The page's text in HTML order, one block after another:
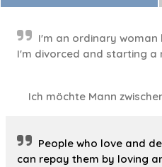
I'm an ordinary woman
I'm divorced and starting a
Ich möchte Mann
People who love and
can repay them by loving